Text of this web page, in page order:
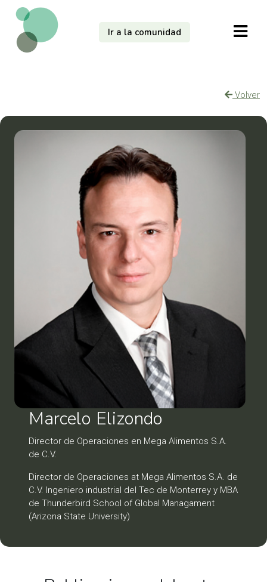
Ir a la comunidad
Volver
Marcelo Elizondo
Director de Operaciones en Mega Alimentos S.A.
de C.V.
Director de Operaciones at Mega Alimentos S.A. de
C.V. Ingeniero industrial del Tec de Monterrey y MBA
de Thunderbird School of Global Managament
(Arizona State University)